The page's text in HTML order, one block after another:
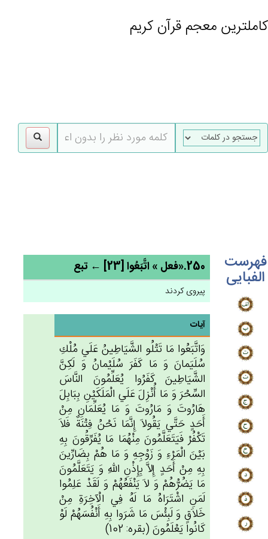
کاملترین معجم قرآن کریم
فهرست
الفبایی 250.«فعل » اتَّبَعُوا [23] ← تبع
پیروی کردند
آیات
وَاتَّبَعُوا مَا تَتْلُو الشَّيَاطِين‌ُ عَلَي‌ مُلْك‌ِ
سُلَيَمان‌َ وَ مَا كَفَرَ سُلَيْمان‌ُ وَ لَكِنَّ‌
الشَّيَاطِين‌َ كَفَرُوا يُعَلِّمُون‌َ النَّاس‌َ
السِّحْرَ وَ مَا أُنْزِل‌َ عَلَي‌ الْمَلَكَيْن‌ِ بِبَابِل‌َ
هَارُوت‌َ وَ مَارُوت‌َ وَ مَا يُعَلِّمَان‌ِ مِن‌ْ
أَحَدٍ حَتَّي‌ يَقُولاَ إِنَّمَا نَحْن‌ُ فِتْنَة‌ٌ فَلاَ
تَكْفُرْ فَيَتَعَلَّمُون‌َ مِنْهُمَا مَا يُفَرِّقُون‌َ بِه‌ِ
بَيْن‌َ الْمَرْءِ وَ زَوْجِه‌ِ وَ مَا هُم‌ْ بِضَارِّين‌َ
بِه‌ِ مِن‌ْ أَحَدٍ إِلاَّ بِإِذْن‌ِ الله‌ِ وَ يَتَعَلَّمُون‌َ
مَا يَضُرُّهُم‌ْ وَ لاَ يَنْفَعُهُم‌ْ وَ لَقَدْ عَلِمُوا
لَمَن‌ِ اشْتَرَاه‌ُ مَا لَه‌ُ فِي‌ الْآخِرَة‌ِ مِن‌ْ
خَلاَق‌ٍ وَ لَبِئْس‌َ مَا شَرَوا بِه‌ِ أَنْفُسَهُم‌ْ لَوْ
كَانُوا يَعْلَمُون‌َ (بقره: 102)